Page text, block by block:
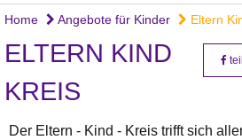
Home Angebote für Kinder Eltern
ELTERN KIND
KREIS
Der Eltern - Kind - Kreis trifft sich